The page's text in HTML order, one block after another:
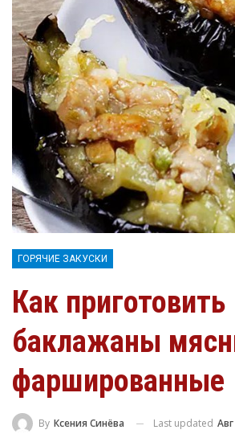
ГОРЯЧИЕ ЗАКУСКИ
Как приготовить
баклажаны
фаршированные
By Ксения Синёва Last updated